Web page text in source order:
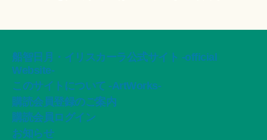
船智日月・イリスカーラ公式サイト -official
Website-
このサイトについて -ArtWorks-
購読会員登録のご案内
購読会員ログイン
お知らせ